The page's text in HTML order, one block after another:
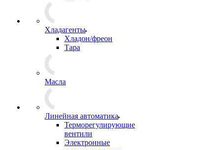
Хладагенты
Хладон/фреон
Тара
Масла
Линейная автоматика
Терморегулирующие
вентили
Электронные